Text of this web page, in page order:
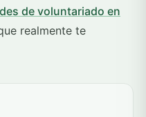
de voluntariado en
realmente te